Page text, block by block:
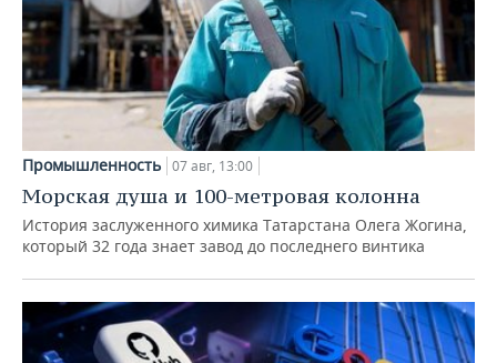
Промышленность 07 авг, 13:00
Морская душа и 100-метровая колонна
История заслуженного химика Татарстана Олега Жогина,
который 32 года знает завод до последнего винтика